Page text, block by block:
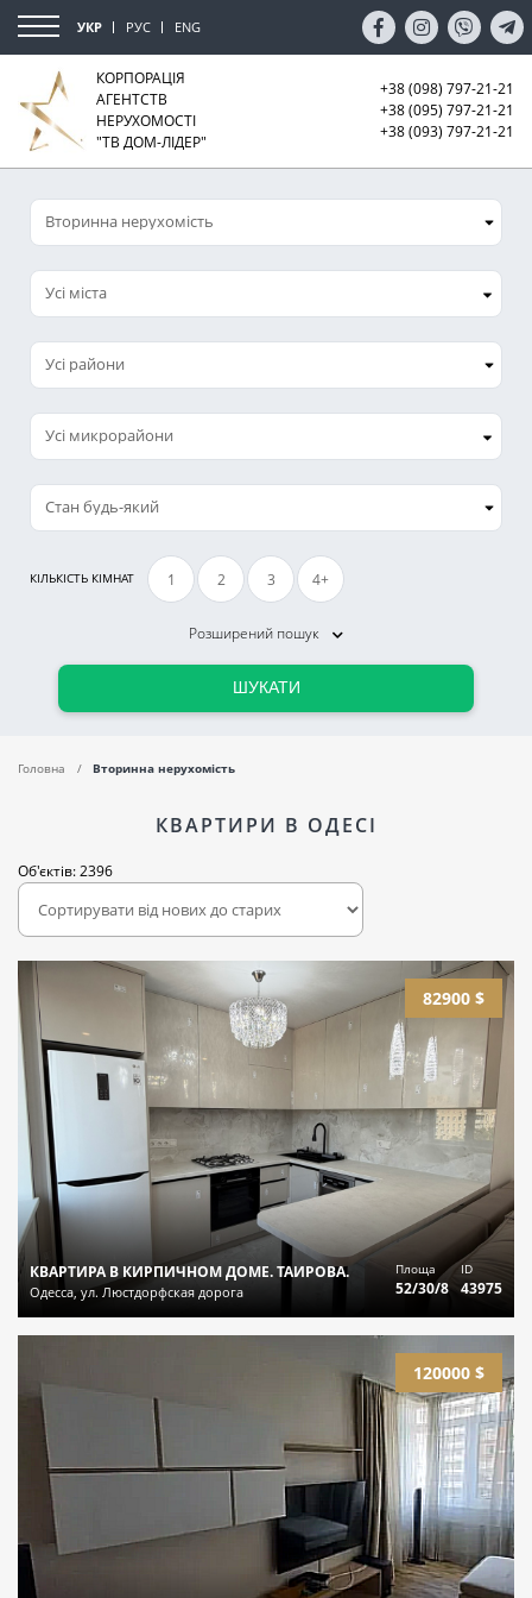
УКР РУС ENG
КОРПОРАЦІЯ
АГЕНТСТВ
НЕРУХОМОСТІ
"ТВ ДОМ-ЛІДЕР"
+38 (098) 797-21-21
+38 (095) 797-21-21
+38 (093) 797-21-21
Усі міста
Усі микрорайони
КІЛЬКІСТЬ КІМНАТ 1 2 3 4+
Розширений пошук
ШУКАТИ
Головна Вторинна нерухомість
КВАРТИРИ В ОДЕСІ
Об'єктів: 2396
82900 $
КВАРТИРА В КИРПИЧНОМ ДОМЕ. ТАИРОВА.
Одесса, ул. Люстдорфская дорога
Площа
52/30/8
ID
43975
120000 $